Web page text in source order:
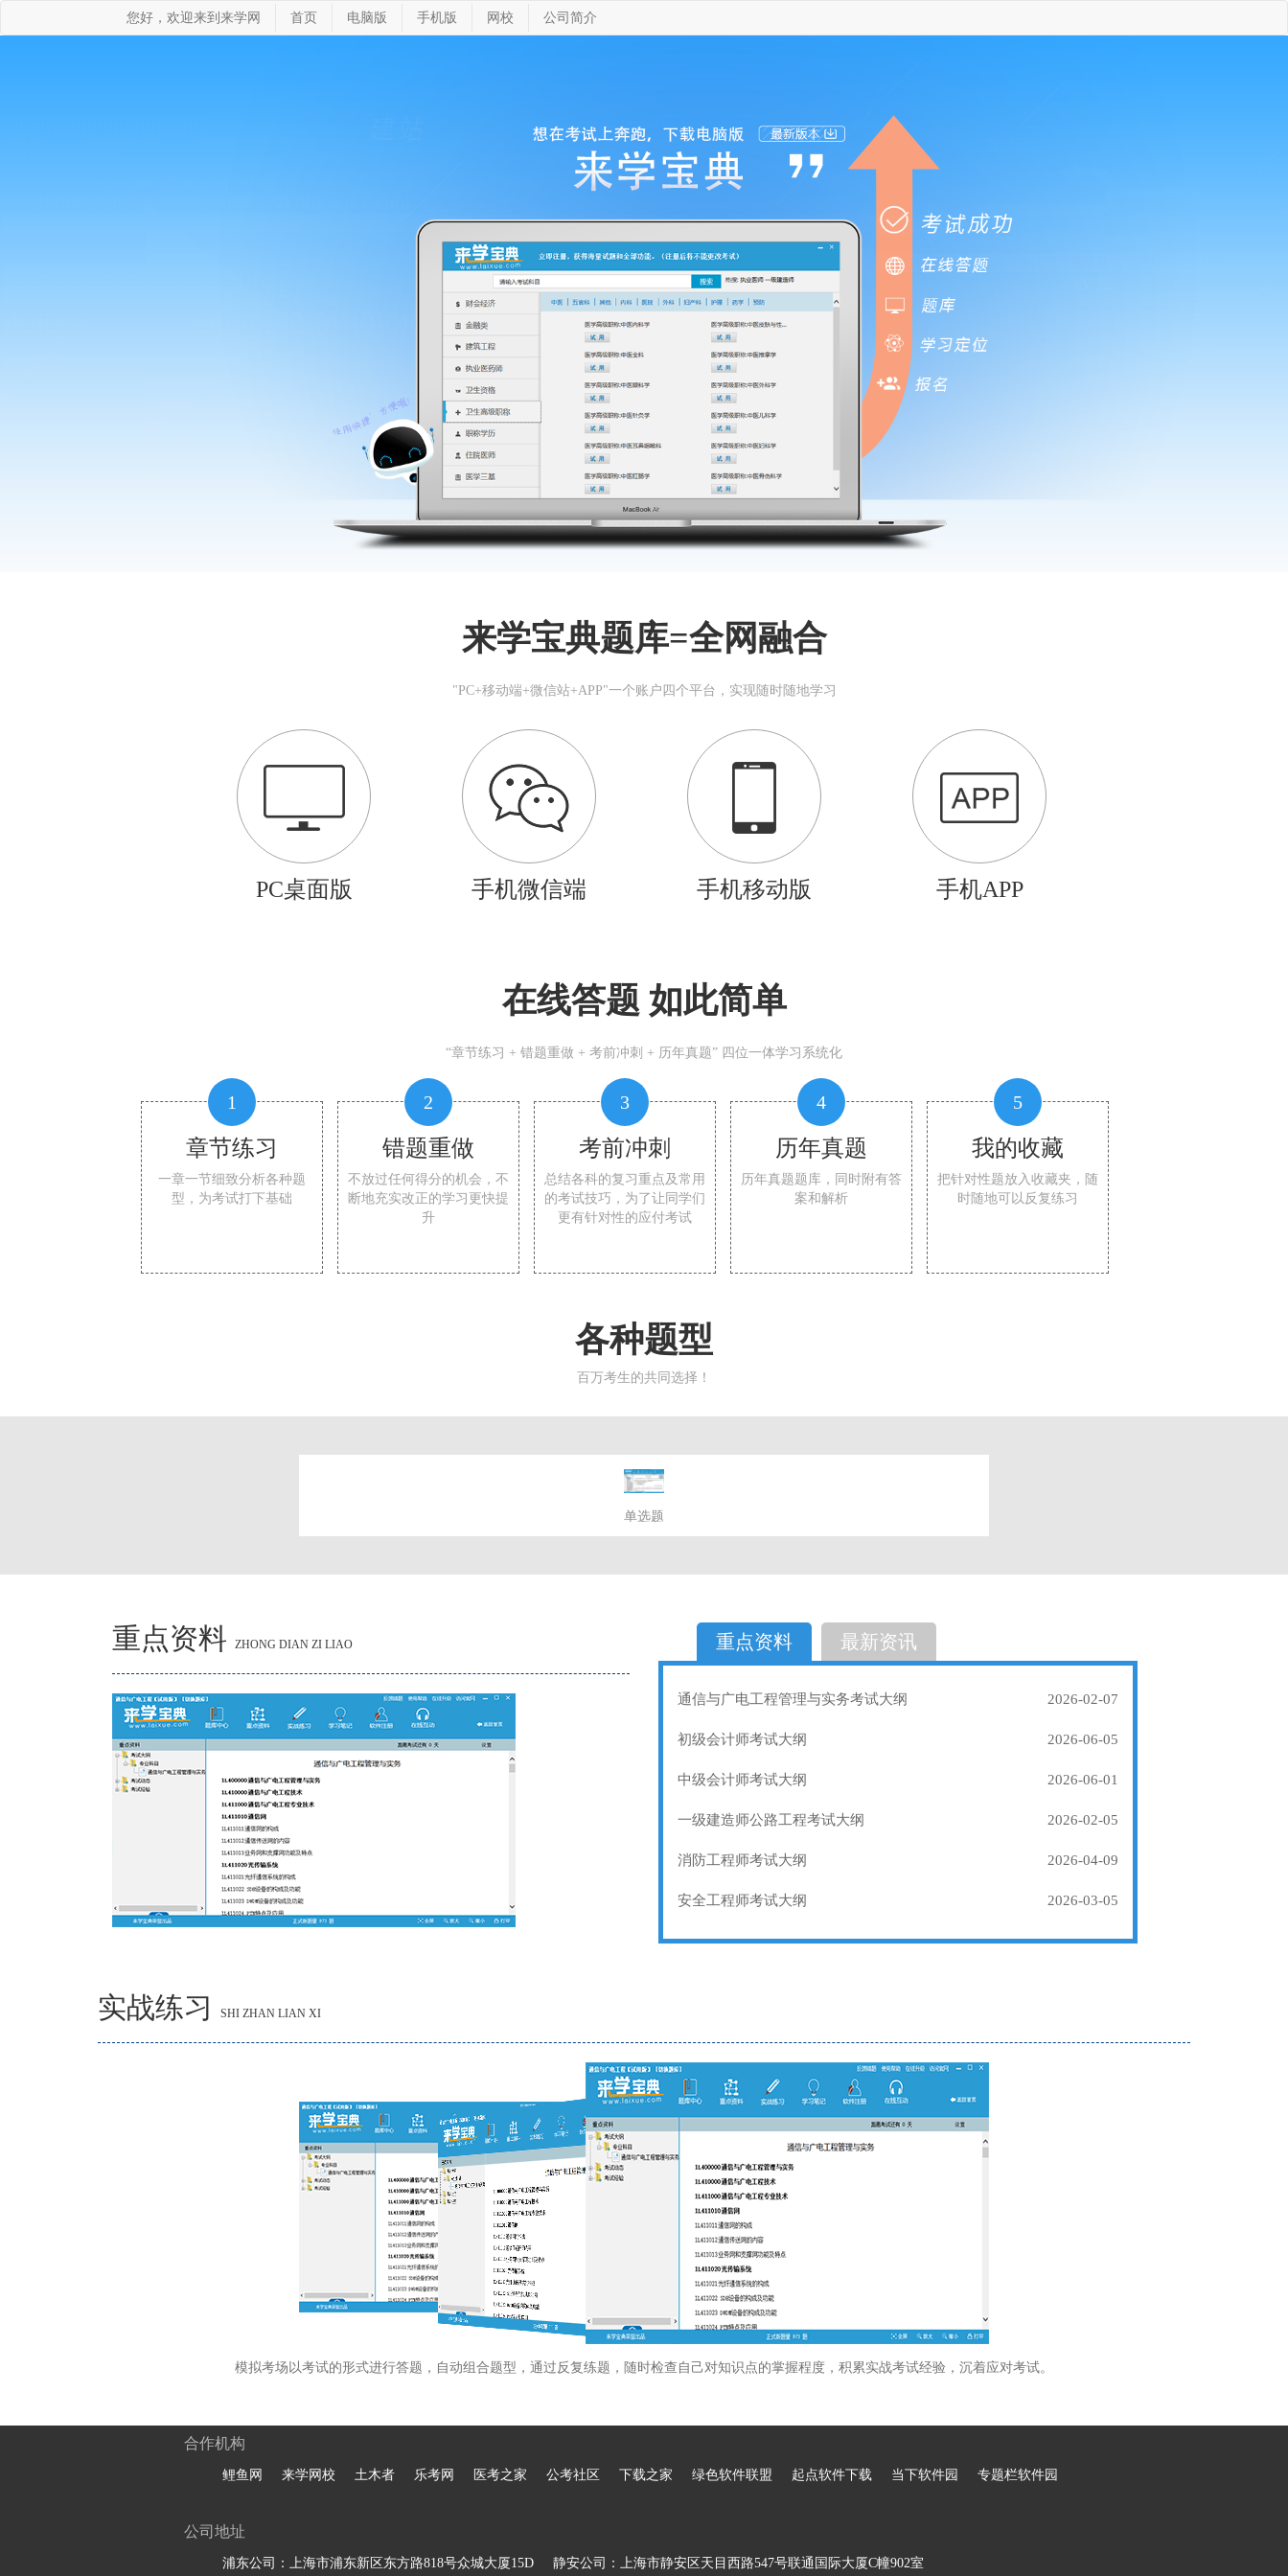
您好，欢迎来到来学网 首页 电脑版 手机版 网校 公司简介
来学宝典题库=全网融合
"PC+移动端+微信站+APP"一个账户四个平台，实现随时随地学习
PC桌面版 手机微信端 手机移动版 手机APP
在线答题 如此简单
“章节练习 + 错题重做 + 考前冲刺 + 历年真题” 四位一体学习系统化
1
章节练习
一章一节细致分析各种题
型，为考试打下基础
2
错题重做
不放过任何得分的机会，不
断地充实改正的学习更快提
升
3
考前冲刺
总结各科的复习重点及常用
的考试技巧，为了让同学们
更有针对性的应付考试
4
历年真题
历年真题题库，同时附有答
案和解析
5
我的收藏
把针对性题放入收藏夹，随
时随地可以反复练习
各种题型
百万考生的共同选择！
单选题
选择题
重点资料 ZHONG DIAN ZI LIAO 重点资料 最新资讯
通信与广电工程管理与实务考试大纲 2026-02-07
初级会计师考试大纲 2026-06-05
中级会计师考试大纲 2026-06-01
一级建造师公路工程考试大纲 2026-02-05
消防工程师考试大纲 2026-04-09
安全工程师考试大纲 2026-03-05
实战练习 SHI ZHAN LIAN XI
模拟考场以考试的形式进行答题，自动组合题型，通过反复练题，随时检查自己对知识点的掌握程度，积累实战考试经验，沉着应对考试。
合作机构
鲤鱼网 来学网校 土木者 乐考网 医考之家 公考社区 下载之家 绿色软件联盟 起点软件下载 当下软件园 专题栏软件园
公司地址
浦东公司：上海市浦东新区东方路818号众城大厦15D 静安公司：上海市静安区天目西路547号联通国际大厦C幢902室